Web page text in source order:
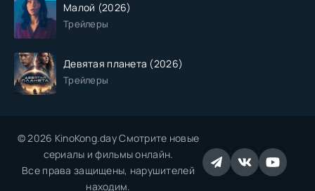
Малой (2026)
Трейлеры
Девятая планета (2026)
Трейлеры
© 2026 KinoKong.day Смотрите новые
сериалы и фильмы онлайн.
Все права защищены, нарушителей
находим.